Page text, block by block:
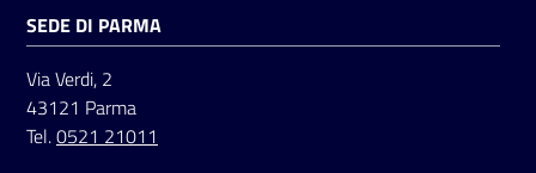
SEDE DI PARMA
Via Verdi, 2
43121 Parma
Tel.0521 21011